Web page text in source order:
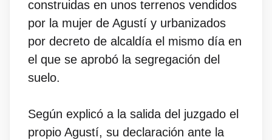
construidas en unos terrenos vendidos
por la mujer de Agustí y urbanizados
por decreto de alcaldía el mismo día en
el que se aprobó la segregación del
suelo.
Según explicó a la salida del juzgado el
propio Agustí, su declaración ante la